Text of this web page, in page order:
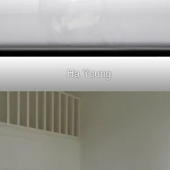
Ha Young